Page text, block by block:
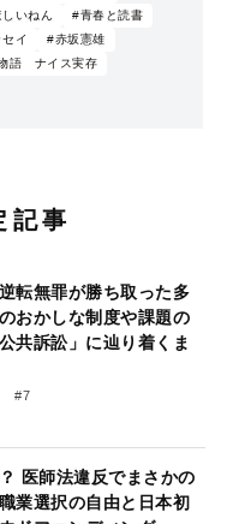
いねん
#青春と読書
イ
#赤坂憲雄
語 ナイス実存
記事
転無罪が勝ち取った多
おかしな制度や課題の
共訴訟」に辿り着くま
#7
医師法違反でまさかの
業選択の自由と日本初